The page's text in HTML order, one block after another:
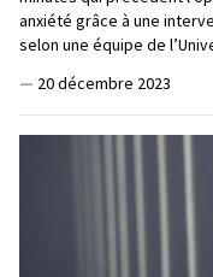
anxiété grâce à une
selon une équipe de
— 20 décembre 2023